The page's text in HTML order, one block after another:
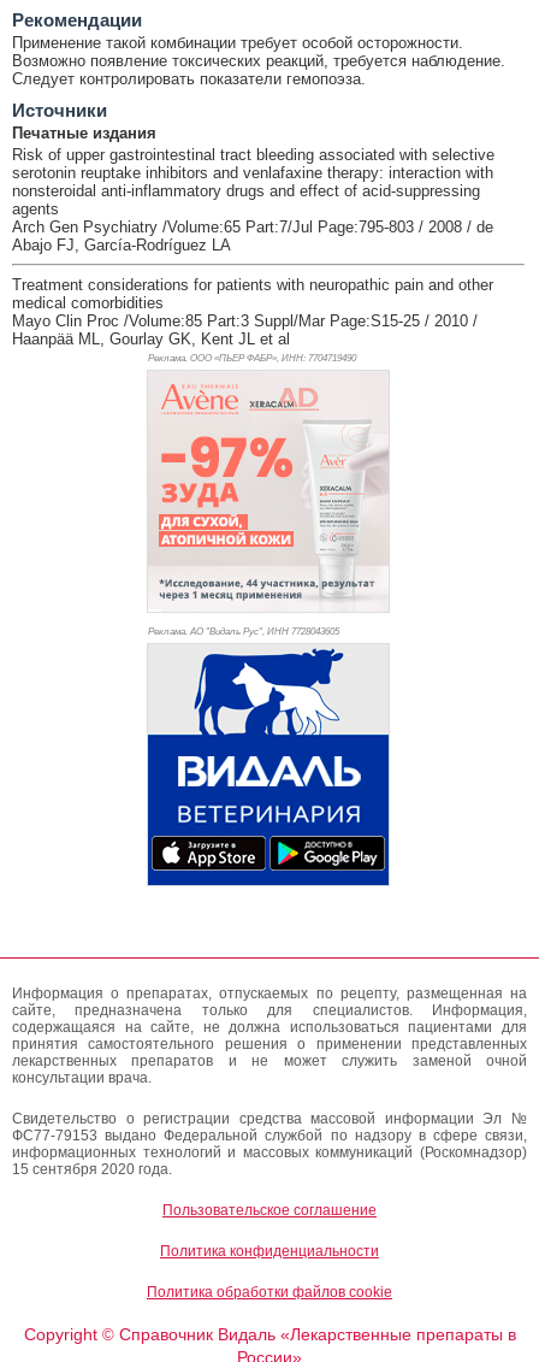
Рекомендации
Применение такой комбинации требует особой осторожности.
Возможно появление токсических реакций, требуется наблюдение.
Следует контролировать показатели гемопоэза.
Источники
Печатные издания
Risk of upper gastrointestinal tract bleeding associated with selective
serotonin reuptake inhibitors and venlafaxine therapy: interaction with
nonsteroidal anti-inflammatory drugs and effect of acid-suppressing
agents
Arch Gen Psychiatry /Volume:65 Part:7/Jul Page:795-803 / 2008 / de
Abajo FJ, García-Rodríguez LA
Treatment considerations for patients with neuropathic pain and other
medical comorbidities
Mayo Clin Proc /Volume:85 Part:3 Suppl/Mar Page:S15-25 / 2010 /
Haanpää ML, Gourlay GK, Kent JL et al
Реклама. ООО «ПЬЕР ФАБР», ИНН: 7704719490
Реклама. АО "Видаль Рус", ИНН 7728043605
Информация о препаратах, отпускаемых по рецепту, размещенная на
сайте, предназначена только для специалистов. Информация,
содержащаяся на сайте, не должна использоваться пациентами для
принятия самостоятельного решения о применении представленных
лекарственных препаратов и не может служить заменой очной
консультации врача.
Свидетельство о регистрации средства массовой информации Эл №
ФС77-79153 выдано Федеральной службой по надзору в сфере связи,
информационных технологий и массовых коммуникаций (Роскомнадзор)
15 сентября 2020 года.
Пользовательское соглашение
Политика конфиденциальности
Политика обработки файлов cookie
Copyright ©Справочник Видаль «Лекарственные препараты в
России»